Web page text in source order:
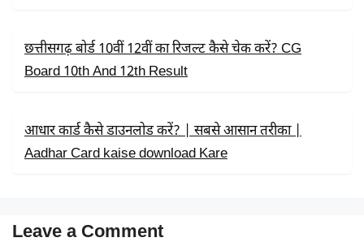
छत्तीसगढ़ बोर्ड 10वीं 12वीं का रिजल्ट कैसे चेक करें? CG
Board 10th And 12th Result
आधार कार्ड कैसे डाउनलोड करें? | सबसे आसान तरीका |
Aadhar Card kaise download Kare
Leave a Comment